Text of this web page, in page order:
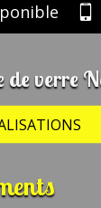
de verre